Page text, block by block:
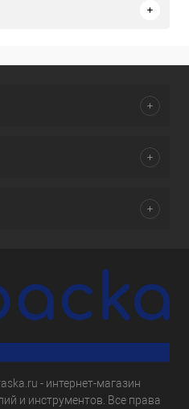
- интернет-магазин
и инструментов. Все права